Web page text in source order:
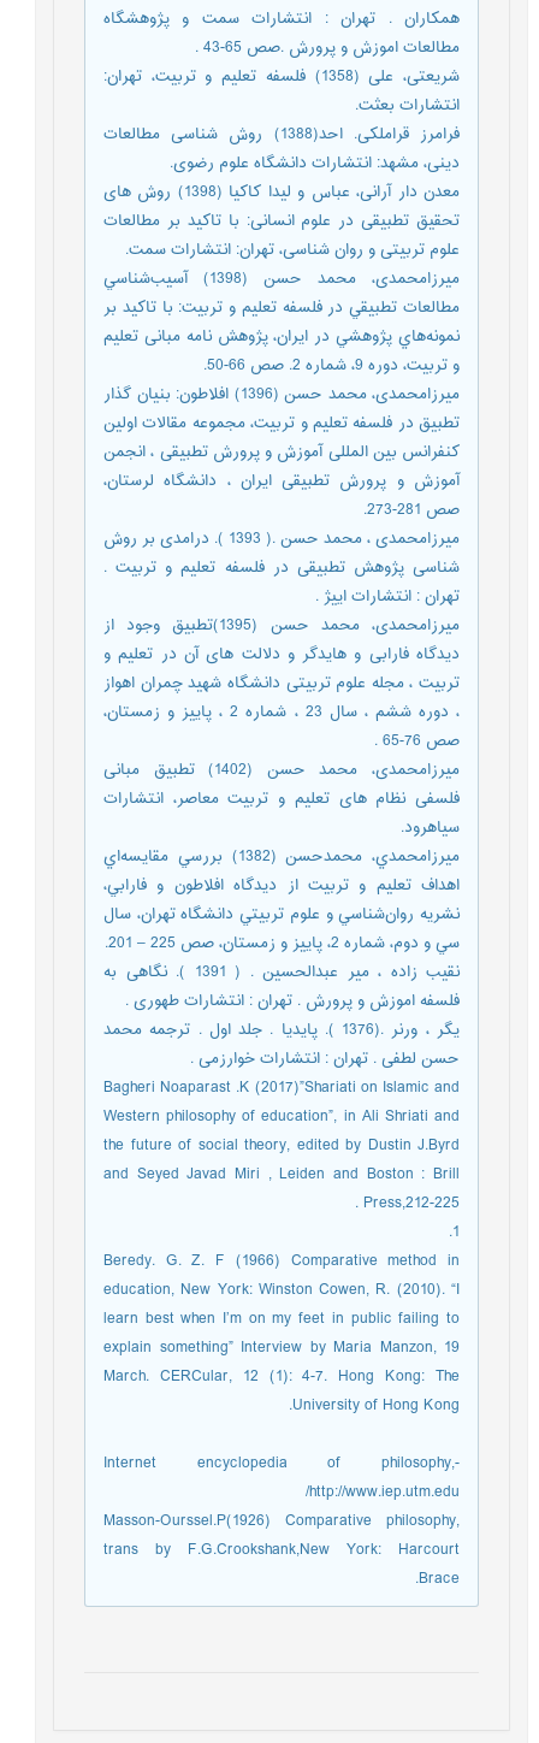
همکاران . تهران : انتشارات سمت و پژوهشگاه
مطالعات اموزش و پرورش .صص 65-43 .
شریعتی، علی (1358) فلسفه تعلیم و تربیت، تهران:
انتشارات بعثت.
فرامرز قراملکی. احد(1388) روش شناسی مطالعات
دینی، مشهد: انتشارات دانشگاه علوم رضوی.
معدن دار آرانی، عباس و لیدا کاکیا (1398) روش های
تحقیق تطبیقی در علوم انسانی: با تاکید بر مطالعات
علوم تربیتی و روان شناسی، تهران: انتشارات سمت.
میرزامحمدی، محمد حسن (1398) آسيب‌شناسي
مطالعات تطبيقي در فلسفه تعليم و تربيت: با تاكيد بر
نمونه‌هاي پژوهشي در ايران، پژوهش نامه مبانی تعلیم
و تربیت، دوره 9، شماره 2. صص 66-50.
میرزامحمدی، محمد حسن (1396) افلاطون: بنیان گذار
تطبیق در فلسفه تعلیم و تربیت، مجموعه مقالات اولین
کنفرانس بین المللی آموزش و پرورش تطبیقی ، انجمن
آموزش و پرورش تطبیقی ایران ، دانشگاه لرستان،
صص 281-273.
میرزامحمدی ، محمد حسن .( 1393 ). درامدی بر روش
شناسی پژوهش تطبیقی در فلسفه تعلیم و تربیت .
تهران : انتشارات اییژ .
میرزامحمدی، محمد حسن (1395)تطبیق وجود از
دیدگاه فارابی و هایدگر و دلالت های آن در تعلیم و
تربیت ، مجله علوم تربیتی دانشگاه شهید چمران اهواز
، دوره ششم ، سال 23 ، شماره 2 ، پاییز و زمستان،
صص 76-65 .
میرزامحمدی، محمد حسن (1402) تطبیق مبانی
فلسفی نظام های تعلیم و تربیت معاصر، انتشارات
سیاهرود.
ميرزامحمدي، محمدحسن (1382) بررسي مقايسه‌اي
اهداف تعليم و تربيت از ديدگاه افلاطون و فارابي،
نشريه روان‌شناسي و علوم تربيتي دانشگاه تهران، سال
سي و دوم، ‌شماره 2، پاييز و زمستان، صص 225 – 201.
نقیب زاده ، میر عبدالحسین . ( 1391 ). نگاهی به
فلسفه اموزش و پرورش . تهران : انتشارات طهوری .
یگر ، ورنر .(1376 ). پایدیا . جلد اول . ترجمه محمد
حسن لطفی . تهران : انتشارات خوارزمی .
Bagheri Noaparast .K (2017)”Shariati on Islamic and
Western philosophy of education”, in Ali Shriati and
the future of social theory, edited by Dustin J.Byrd
and Seyed Javad Miri , Leiden and Boston : Brill
Press,212-225 .
Beredy. G. Z. F (1966) Comparative method in
education, New York: Winston Cowen, R. (2010). “I
learn best when I’m on my feet in public failing to
explain something” Interview by Maria Manzon, 19
March. CERCular, 12 (1): 4-7. Hong Kong: The
University of Hong Kong.
Internet encyclopedia of philosophy,-
http://www.iep.utm.edu/
Masson-Ourssel.P(1926) Comparative philosophy,
trans by F.G.Crookshank,New York: Harcourt
Brace.